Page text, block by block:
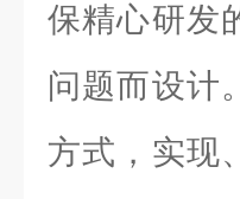
保精心研发
问题而设计
方式，实现